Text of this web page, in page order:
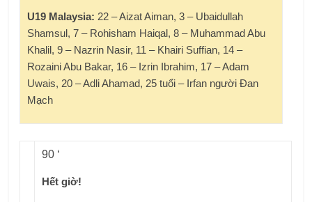
U19 Malaysia: 22 – Aizat Aiman, 3 – Ubaidullah
Shamsul, 7 – Rohisham Haiqal, 8 – Muhammad Abu
Khalil, 9 – Nazrin Nasir, 11 – Khairi Suffian, 14 –
Rozaini Abu Bakar, 16 – Izrin Ibrahim, 17 – Adam
Uwais, 20 – Adli Ahamad, 25 tuổi – Irfan người Đan
Mạch
90 ‘
Hết giờ!